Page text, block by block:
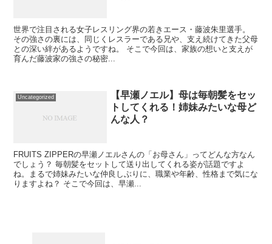
世界で注目される女子レスリング界の若きエース・藤波朱里選手。
その強さの裏には、同じくレスラーである兄や、支え続けてきた父母
との深い絆があるようですね。 そこで今回は、家族の想いと支えが
育んだ藤波家の強さの秘密...
Uncategorized
【早瀬ノエル】母は毎朝髪をセッ
トしてくれる！姉妹みたいな母ど
んな人？
FRUITS ZIPPERの早瀬ノエルさんの「お母さん」ってどんな方なん
でしょう？ 毎朝髪をセットして送り出してくれる姿が話題ですよ
ね。まるで姉妹みたいな仲良しぶりに、職業や年齢、性格まで気にな
りますよね？ そこで今回は、早瀬...